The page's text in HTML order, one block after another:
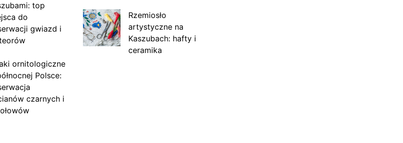
top
do
gwiazd i
ornitologiczne
Polsce:
czarnych i
Rzemiosło
artystyczne na
Kaszubach: hafty i
ceramika